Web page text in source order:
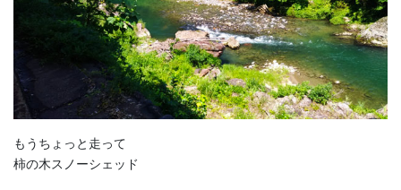
もうちょっと走って
柿の木スノーシェッド